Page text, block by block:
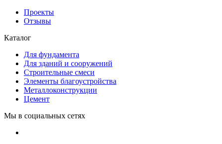
Проекты
Отзывы
Каталог
Для фундамента
Для зданий и сооружений
Строительные смеси
Элементы благоустройства
Металлоконструкции
Цемент
Мы в социальных сетях